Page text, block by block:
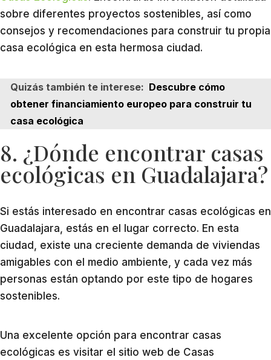
sobre diferentes proyectos sostenibles, así como
consejos y recomendaciones para construir tu propia
casa ecológica en esta hermosa ciudad.
Quizás también te interese: Descubre cómo
obtener financiamiento europeo para construir tu
casa ecológica
8. ¿Dónde encontrar casas
ecológicas en Guadalajara?
Si estás interesado en encontrar casas ecológicas en
Guadalajara, estás en el lugar correcto. En esta
ciudad, existe una creciente demanda de viviendas
amigables con el medio ambiente, y cada vez más
personas están optando por este tipo de hogares
sostenibles.
Una excelente opción para encontrar casas
ecológicas es visitar el sitio web de Casas